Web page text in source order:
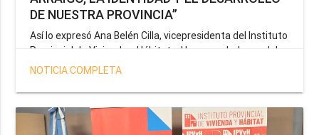
DE NUESTRA PROVINCIA”
Así lo expresó Ana Belén Cilla, vicepresidenta del Instituto
Provincial de Vivienda y Hábitat, al hacer un balance del
trabajo del organismo en el marco de la operatoria
salud y seguridad impulsada por el gobernador Gustavo
Melella.
NOTICIA COMPLETA